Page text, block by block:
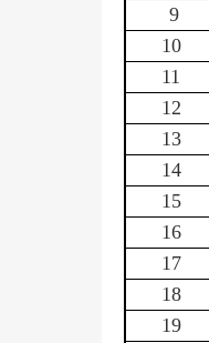
9
10
11
12
13
14
15
16
17
18
19